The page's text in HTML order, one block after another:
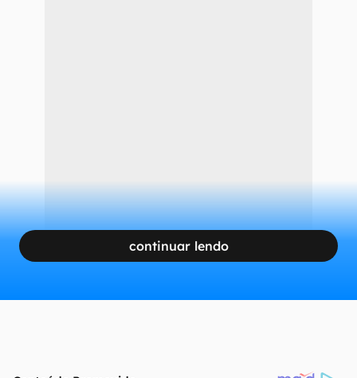
continuar lendo